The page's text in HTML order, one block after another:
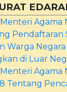
Agama
Pendaftaran
Warga
di Luar
Agama
Tentang